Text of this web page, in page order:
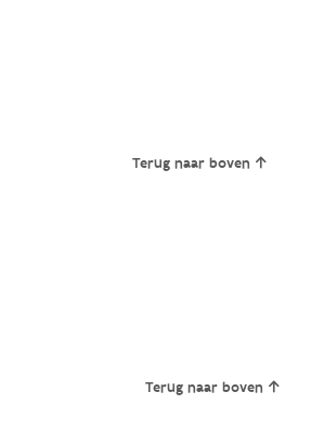
Terug naar boven
Terug naar boven